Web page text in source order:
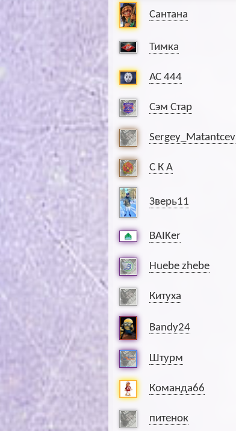
Сантана
Тимка
АС 444
Сэм Стар
Sergey_Matantcev
С К А
Зверь11
BAIKer
Huebe zhebe
Китуха
Bandy24
Штурм
Команда66
питенок